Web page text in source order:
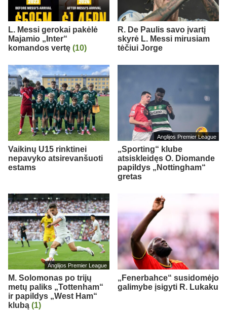
L. Messi gerokai pakėlė
Majamio „Inter“
komandos vertę (10)
R. De Paulis savo įvartį
skyrė L. Messi mirusiam
tėčiui Jorge
Vaikinų U15 rinktinei
nepavyko atsirevanšuoti
estams
Anglijos Premier League
„Sporting“ klube
atsiskleidęs O. Diomande
papildys „Nottingham“
gretas
Anglijos Premier League
M. Solomonas po trijų
metų paliks „Tottenham“
ir papildys „West Ham“
klubą (1)
„Fenerbahce“ susidomėjo
galimybe įsigyti R. Lukaku